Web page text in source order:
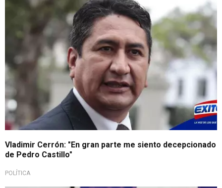
Vladimir Cerrón: "En gran parte me siento decepcionado
de Pedro Castillo"
POLÍTICA